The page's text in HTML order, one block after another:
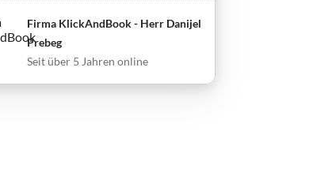
Firma KlickAndBook - Herr Danijel
Prebeg
Seit über 5 Jahren online